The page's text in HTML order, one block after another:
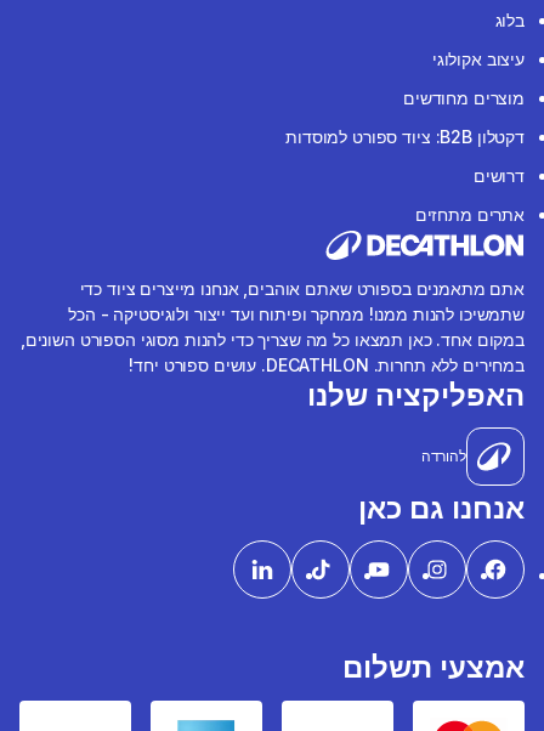
בלוג
עיצוב אקולוגי
מוצרים מחודשים
דקטלון B2B: ציוד ספורט למוסדות
דרושים
אתרים מתחזים
אתם מתאמנים בספורט שאתם אוהבים, אנחנו מייצרים ציוד כדי
שתמשיכו להנות ממנו! ממחקר ופיתוח ועד ייצור ולוגיסטיקה - הכל
במקום אחד. כאן תמצאו כל מה שצריך כדי להנות מסוגי הספורט השונים,
במחירים ללא תחרות. DECATHLON. עושים ספורט יחד!
האפליקציה שלנו
להורדה
אנחנו גם כאן
אמצעי תשלום